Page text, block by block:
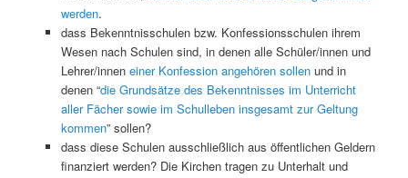
werden.
dass Bekenntnisschulen bzw. Konfessionsschulen ihrem
Wesen nach Schulen sind, in denen alle Schüler/innen und
Lehrer/innen einer Konfession angehören sollenund in
denen “die Grundsätze des Bekenntnisses im Unterricht
aller Fächer sowie im Schulleben insgesamt zur Geltung
kommen” sollen?
dass diese Schulen ausschließlich aus öffentlichen Geldern
finanziert werden? Die Kirchen tragen zu Unterhalt und